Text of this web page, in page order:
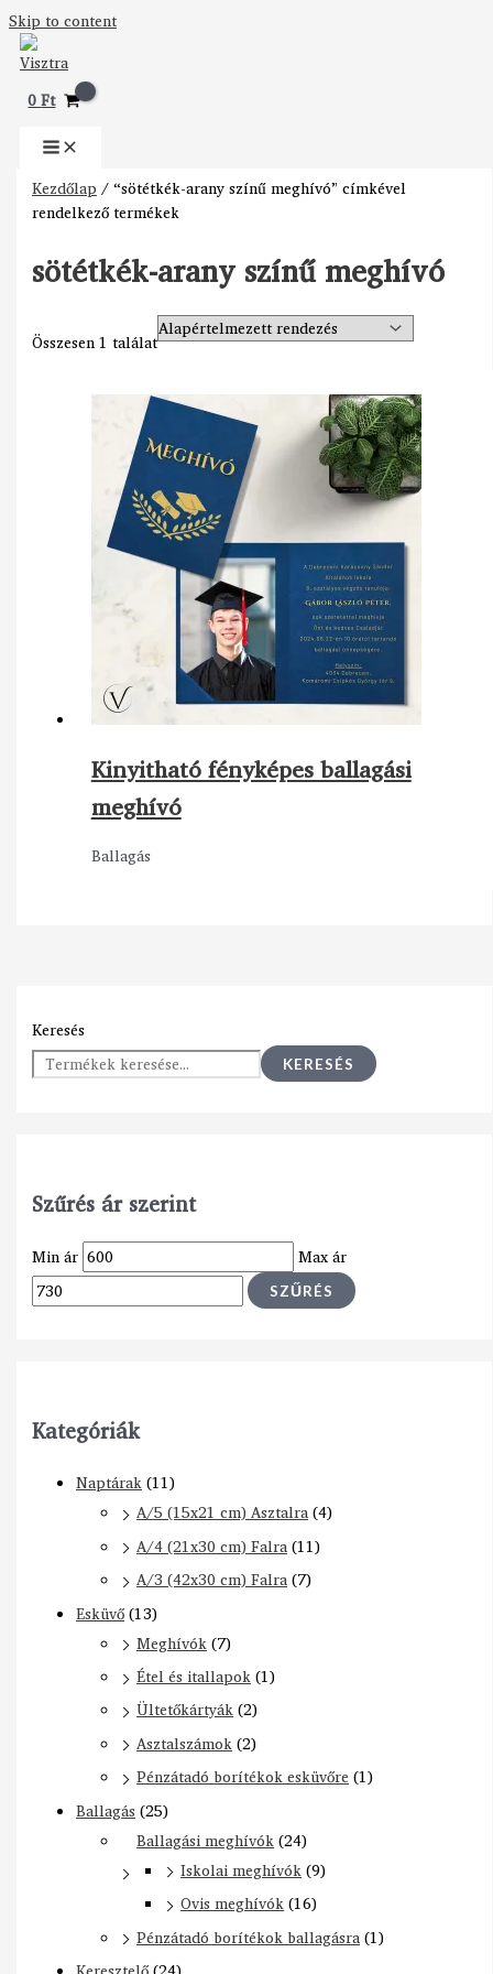
Skip to content
0Ft
Keresés
KERESÉS
Szűrés ár szerint
Min ár Max ár
SZŰRÉS
Kategóriák
Naptárak(11)
A/5 (15x21 cm) Asztalra(4)
A/4 (21x30 cm) Falra(11)
A/3 (42x30 cm) Falra(7)
Esküvő(13)
Meghívók(7)
Étel és itallapok(1)
Ültetőkártyák(2)
Asztalszámok(2)
Pénzátadó borítékok esküvőre (1)
Ballagás (25)
Ballagási meghívók(24)
Iskolai meghívók(9)
Ovis meghívók(16)
Pénzátadó borítékok ballagásra(1)
Kezdőlap / “sötétkék-arany színű meghívó” címkével
rendelkező termékek
sötétkék-arany színű meghívó
Összesen 1 találat
Kinyitható fényképes ballagási
meghívó
Ballagás